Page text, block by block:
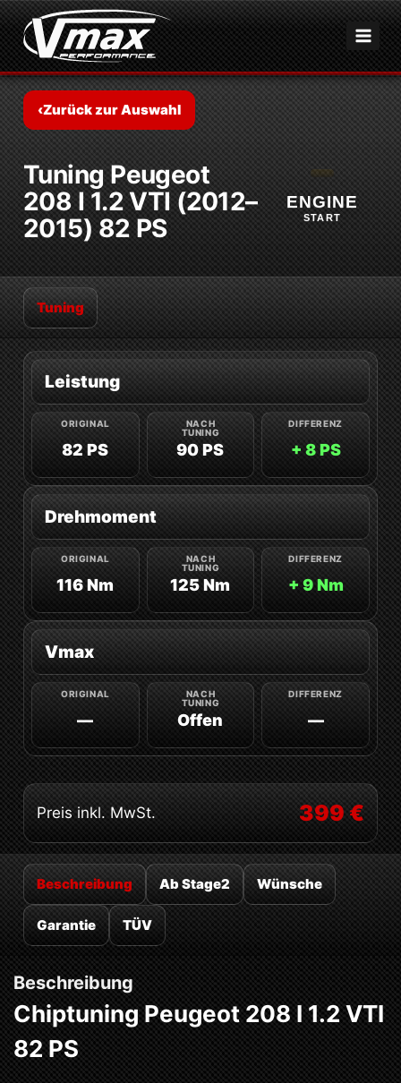
Zum
Inhalt
springen
‹Zurück zur Auswahl
Tuning Peugeot
208 I 1.2 VTI (2012–
2015) 82 PS
ENGINE
START
Tuning
Leistung
82 PS 90 PS + 8 PS
Drehmoment
116 Nm 125 Nm + 9 Nm
Vmax
— Offen —
Preis inkl. MwSt. 399 €
Beschreibung Ab Stage2 Wünsche
Garantie TÜV
Beschreibung
Chiptuning Peugeot 208 I 1.2 VTI
82 PS